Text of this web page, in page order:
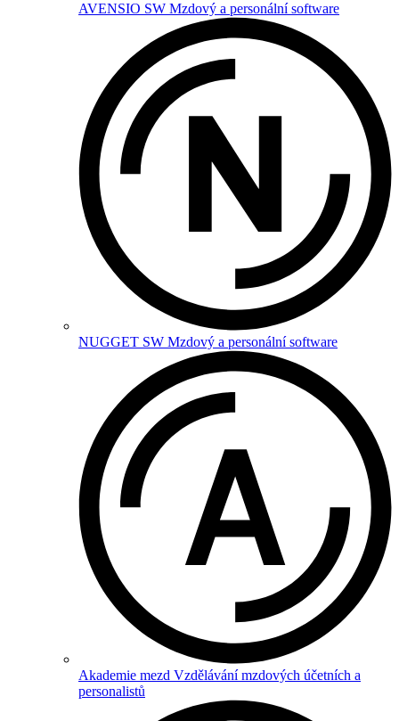
AVENSIO SW Mzdový a personální software
NUGGET SW Mzdový a personální software
Akademie mezd Vzdělávání mzdových účetních a
personalistů